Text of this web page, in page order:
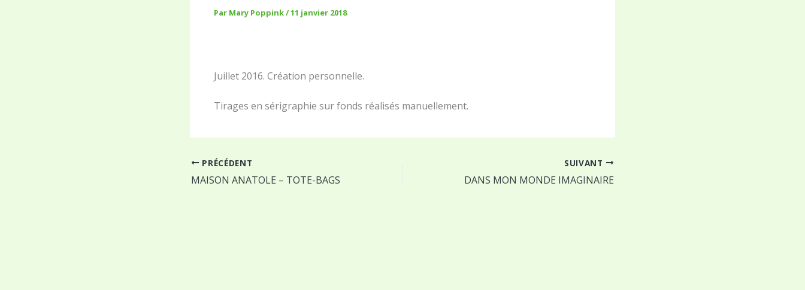
Par Mary Poppink/11 janvier 2018
Juillet 2016. Création personnelle.
Tirages en sérigraphie sur fonds réalisés manuellement.
PRÉCÉDENT
MAISON ANATOLE – TOTE-BAGS
SUIVANT
DANS MON MONDE IMAGINAIRE